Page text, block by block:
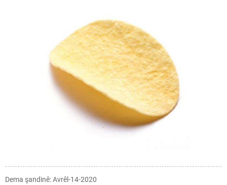
Dema şandinê: Avrêl-14-2020